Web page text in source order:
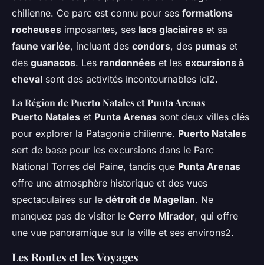
chilienne. Ce parc est connu pour ses formations
rocheuses imposantes, ses lacs glaciaires et sa
faune variée, incluant des condors, des pumas et
des guanacos. Les randonnées et les excursions à
cheval sont des activités incontournables ici2.
La Région de Puerto Natales et Punta Arenas
Puerto Natales et Punta Arenas sont deux villes clés
pour explorer la Patagonie chilienne. Puerto Natales
sert de base pour les excursions dans le Parc
National Torres del Paine, tandis que Punta Arenas
offre une atmosphère historique et des vues
spectaculaires sur le détroit de Magellan. Ne
manquez pas de visiter le Cerro Mirador, qui offre
une vue panoramique sur la ville et ses environs2.
Les Routes et les Voyages